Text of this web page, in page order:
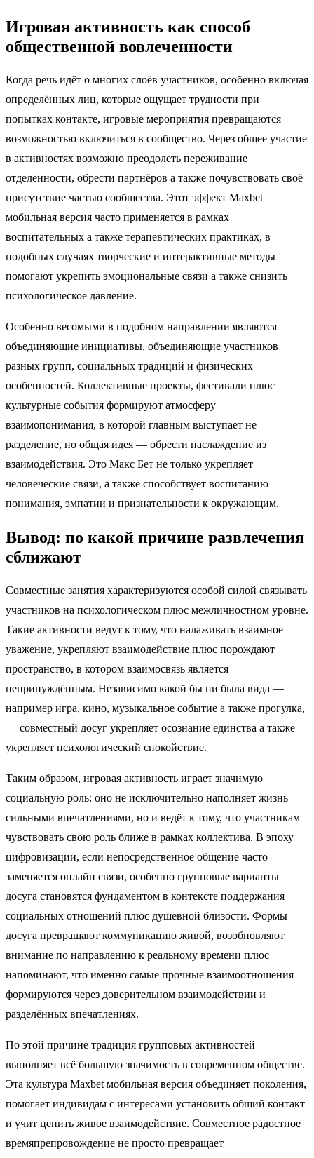
Игровая активность как способ
общественной вовлеченности
Когда речь идёт о многих слоёв участников, особенно включая
определённых лиц, которые ощущает трудности при
попытках контакте, игровые мероприятия превращаются
возможностью включиться в сообщество. Через общее участие
в активностях возможно преодолеть переживание
отделённости, обрести партнёров а также почувствовать своё
присутствие частью сообщества. Этот эффект Maxbet
мобильная версия часто применяется в рамках
воспитательных а также терапевтических практиках, в
подобных случаях творческие и интерактивные методы
помогают укрепить эмоциональные связи а также снизить
психологическое давление.
Особенно весомыми в подобном направлении являются
объединяющие инициативы, объединяющие участников
разных групп, социальных традиций и физических
особенностей. Коллективные проекты, фестивали плюс
культурные события формируют атмосферу
взаимопонимания, в которой главным выступает не
разделение, но общая идея — обрести наслаждение из
взаимодействия. Это Макс Бет не только укрепляет
человеческие связи, а также способствует воспитанию
понимания, эмпатии и признательности к окружающим.
Вывод: по какой причине развлечения
сближают
Совместные занятия характеризуются особой силой связывать
участников на психологическом плюс межличностном уровне.
Такие активности ведут к тому, что налаживать взаимное
уважение, укрепляют взаимодействие плюс порождают
пространство, в котором взаимосвязь является
непринуждённым. Независимо какой бы ни была вида —
например игра, кино, музыкальное событие а также прогулка,
— совместный досуг укрепляет осознание единства а также
укрепляет психологический спокойствие.
Таким образом, игровая активность играет значимую
социальную роль: оно не исключительно наполняет жизнь
сильными впечатлениями, но и ведёт к тому, что участникам
чувствовать свою роль ближе в рамках коллектива. В эпоху
цифровизации, если непосредственное общение часто
заменяется онлайн связи, особенно групповые варианты
досуга становятся фундаментом в контексте поддержания
социальных отношений плюс душевной близости. Формы
досуга превращают коммуникацию живой, возобновляют
внимание по направлению к реальному времени плюс
напоминают, что именно самые прочные взаимоотношения
формируются через доверительном взаимодействии и
разделённых впечатлениях.
По этой причине традиция групповых активностей
выполняет всё большую значимость в современном обществе.
Эта культура Maxbet мобильная версия объединяет поколения,
помогает индивидам с интересами установить общий контакт
и учит ценить живое взаимодействие. Совместное радостное
времяпрепровождение не просто превращает